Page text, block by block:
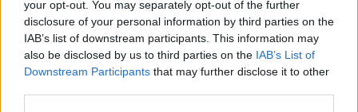
your opt-out. You may separately opt-out of the further
disclosure of your personal information by third parties on the
IAB’s list of downstream participants. This information may
also be disclosed by us to third parties on the IAB’s List of
Downstream Participants that may further disclose it to other
ΕΙΔΉΣΕΙΣ
Στο νέο Οργανισμό
Αντιμετώπισης Εξαρτήσεων
(ΕΟΠΑΕ), ο ΟΚΑΝΑ, το ΚΕΘΕΑ
και όλοι οι φορείς για τα
ναρκωτικά, το αλκοόλ και τον